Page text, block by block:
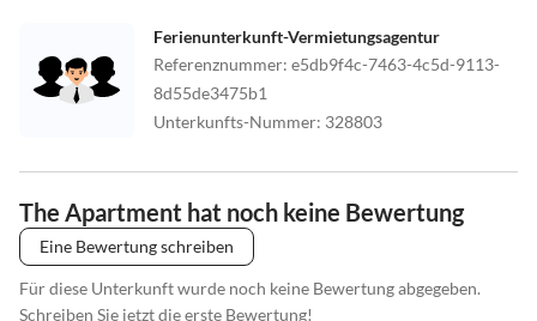
Ferienunterkunft-Vermietungsagentur
Referenznummer: e5db9f4c-7463-4c5d-9113-
8d55de3475b1
Unterkunfts-Nummer: 328803
The Apartment hat noch keine Bewertung
Eine Bewertung schreiben
Für diese Unterkunft wurde noch keine Bewertung abgegeben.
Schreiben Sie jetzt die erste Bewertung!